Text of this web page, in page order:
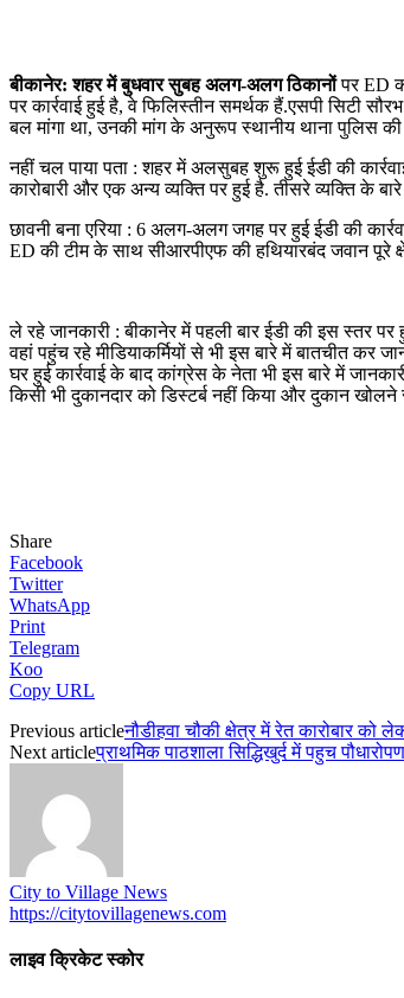
बीकानेर: शहर में बुधवार सुबह अलग-अलग ठिकानोंपर ED
पर कार्रवाई हुई है, वे फिलिस्तीन समर्थक हैं.एसपी सिटी
बल मांगा था, उनकी मांग के अनुरूप स्थानीय थाना पुलिस की
नहीं चल पाया पता : शहर में अलसुबह शुरू हुई ईडी की
कारोबारी और एक अन्य व्यक्ति पर हुई है. तीसरे व्यक्ति के
छावनी बना एरिया : 6 अलग-अलग जगह पर हुई ईडी की
ED की टीम के साथ सीआरपीएफ की हथियारबंद जवान पूरे
ले रहे जानकारी : बीकानेर में पहली बार ईडी की इस स्तर
वहां पहुंच रहे मीडियाकर्मियों से भी इस बारे में बातचीत कर
घर हुई कार्रवाई के बाद कांग्रेस के नेता भी इस बारे में
किसी भी दुकानदार को डिस्टर्ब नहीं किया और दुकान खोलने
Share
Facebook
Twitter
WhatsApp
Print
Telegram
Koo
Copy URL
Previous articleनौडीहवा चौकी क्षेत्र में रेत कारोबार को
Next articleप्राथमिक पाठशाला सिद्धिखुर्द में पहुच
City to Village News
https://citytovillagenews.com
लाइव क्रिकेट स्कोर